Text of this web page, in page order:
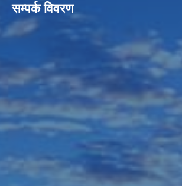
सम्पर्क विवरण